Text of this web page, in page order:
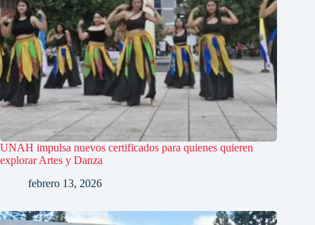
UNAH impulsa nuevos certificados para quienes quieren
explorar Artes y Danza
febrero 13, 2026